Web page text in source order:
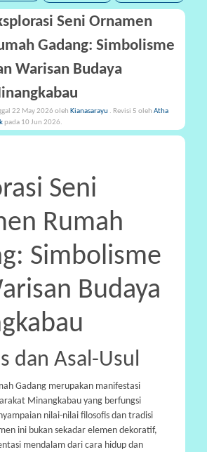
Seni Ornamen
Gadang: Simbolisme
Warisan Budaya
22 May 2026 oleh Kianasarayu . Revisi 5 oleh Atha
pada 10 Jun 2026.
Seni
Rumah
Simbolisme
Budaya
dan Asal-Usul
Gadang merupakan manifestasi
Minangkabau yang berfungsi
nilai-nilai filosofis dan tradisi
ini bukan sekadar elemen dekoratif,
mendalam dari cara hidup dan